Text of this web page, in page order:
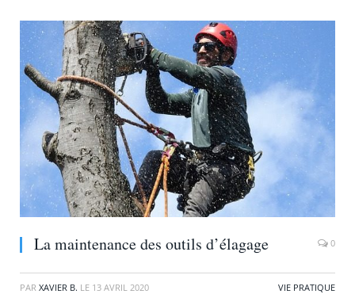
La maintenance des outils d’élagage 0
PAR XAVIER B. LE 13 AVRIL 2020 VIE PRATIQUE